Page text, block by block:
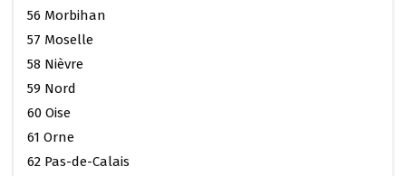
56 Morbihan
57 Moselle
58 Nièvre
59 Nord
60 Oise
61 Orne
62 Pas-de-Calais